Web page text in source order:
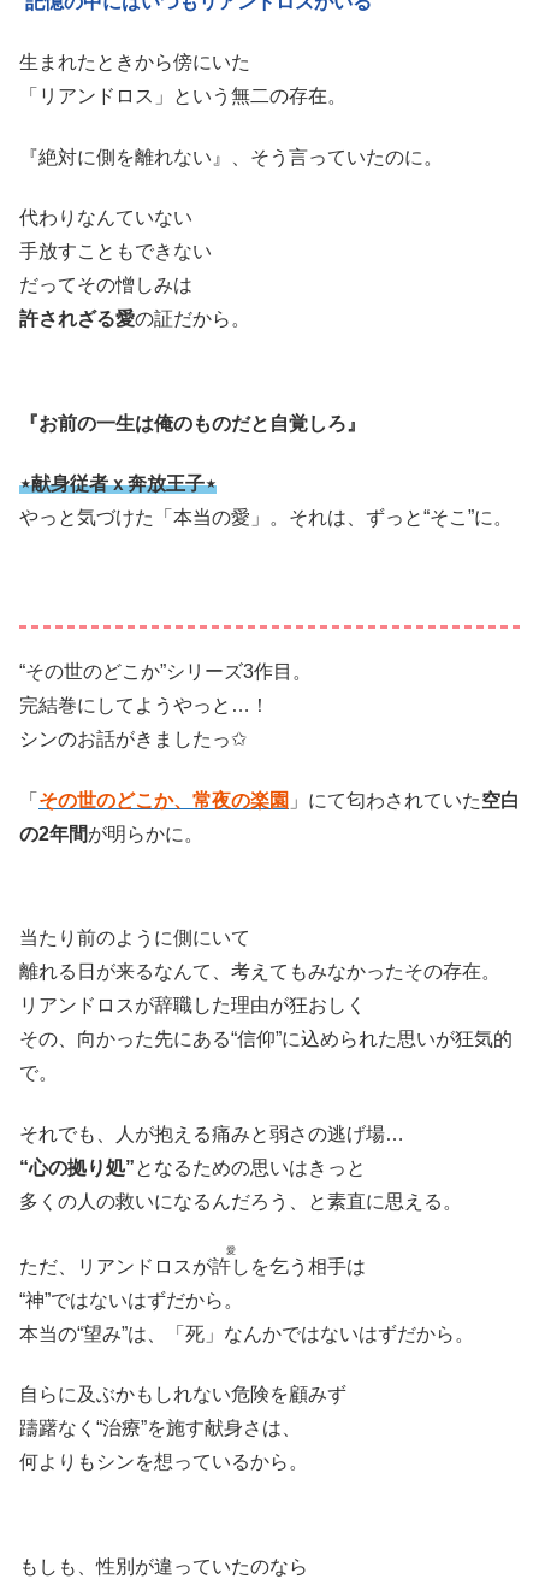
生まれたときから傍にいた
「リアンドロス」という無二の存在。
『絶対に側を離れない』、そう言っていたのに。
代わりなんていない
手放すこともできない
だってその憎しみは
許されざる愛の証だから。
『お前の一生は俺のものだと自覚しろ』
⋆献身従者ｘ奔放王子⋆
やっと気づけた「本当の愛」。それは、ずっと“そこ”に。
“その世のどこか”シリーズ3作目。
完結巻にしてようやっと…！
シンのお話がきましたっ✩
「 その世のどこか、常夜の楽園 」にて匂わされていた空白
の2年間が明らかに。
当たり前のように側にいて
離れる日が来るなんて、考えてもみなかったその存在。
リアンドロスが辞職した理由が狂おしく
その、向かった先にある“信仰”に込められた思いが狂気的
で。
それでも、人が抱える痛みと弱さの逃げ場…
“心の拠り処”となるための思いはきっと
多くの人の救いになるんだろう、と素直に思える。
ただ、リアンドロスが許し
愛
を乞う相手は
“神”ではないはずだから。
本当の“望み”は、「死」なんかではないはずだから。
自らに及ぶかもしれない危険を顧みず
躊躇なく“治療”を施す献身さは、
何よりもシンを想っているから。
もしも、性別が違っていたのなら